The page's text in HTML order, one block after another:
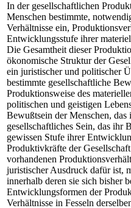
In der gesellschaftlichen
Menschen bestimmte,
Verhältnisse ein,
Entwicklungsstufe ihrer
Die Gesamtheit dieser
ökonomische Struktur der
ein juristischer und politischer
bestimmte gesellschaftliche
Produktionsweise des
politischen und geistigen
Bewußtsein der Menschen,
gesellschaftliches Sein, das ihr
gewissen Stufe ihrer
Produktivkräfte der
vorhandenen
juristischer Ausdruck dafür ist,
innerhalb deren sie sich bisher
Entwicklungsformen der
Verhältnisse in Fesseln